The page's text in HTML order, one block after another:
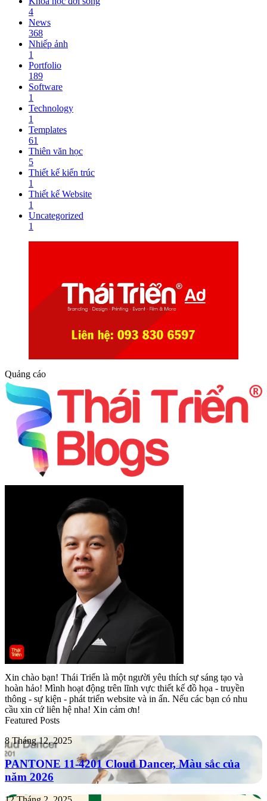
4
News
368
Nhiếp ảnh
1
Portfolio
189
Software
1
Technology
1
Templates
61
Thiên văn học
5
Thiết kế kiến trúc
1
Thiết kế Website
1
Uncategorized
1
Quảng cáo
Xin chào bạn! Thái Triển là một người yêu thích sự sáng tạo và
hoàn hảo! Mình hoạt động trên lĩnh vực thiết kế đồ họa - truyền
thông - sự kiện - phát triển website và in ấn. Nếu các bạn có nhu
cầu xin cứ liên hệ nha! Xin cảm ơn!
Featured Posts
PANTONE
11-
4201
Cloud
Dancer,
Màu
8 Tháng 12, 2025
PANTONE 11-4201 Cloud Dancer, Màu sắc của
năm 2026